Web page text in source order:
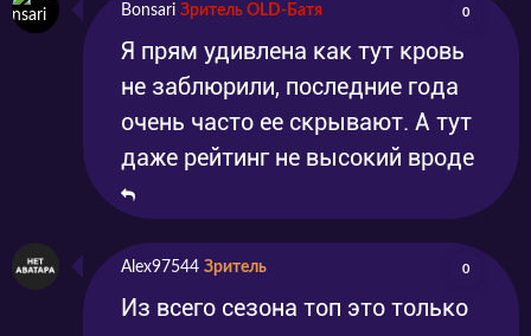
Bonsari Зритель OLD-Батя 0
Я прям удивлена как тут кровь
не заблюрили, последние года
очень часто ее скрывают. А тут
даже рейтинг не высокий вроде
Alex97544 Зритель 0
Из всего сезона топ это только